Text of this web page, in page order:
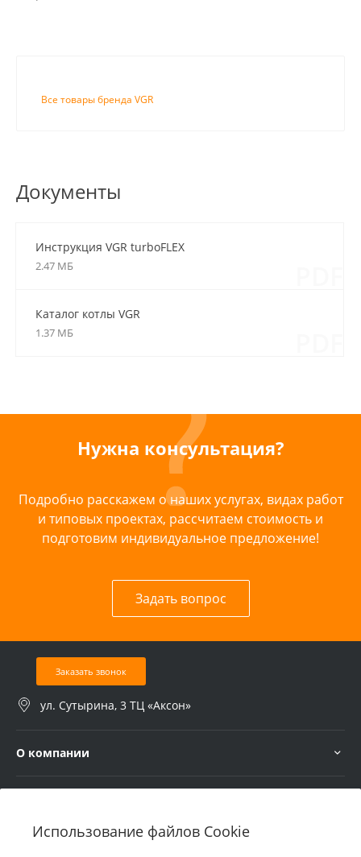
Использование файлов Cookie
Все товары бренда VGR
Документы
Инструкция VGR turboFLEX
2.47 МБ
Каталог котлы VGR
1.37 МБ
Нужна консультация?
Подробно расскажем о наших услугах, видах работ
и типовых проектах, рассчитаем стоимость и
подготовим индивидуальное предложение!
Задать вопрос
Заказать звонок
ул. Сутырина, 3 ТЦ «Аксон»
О компании